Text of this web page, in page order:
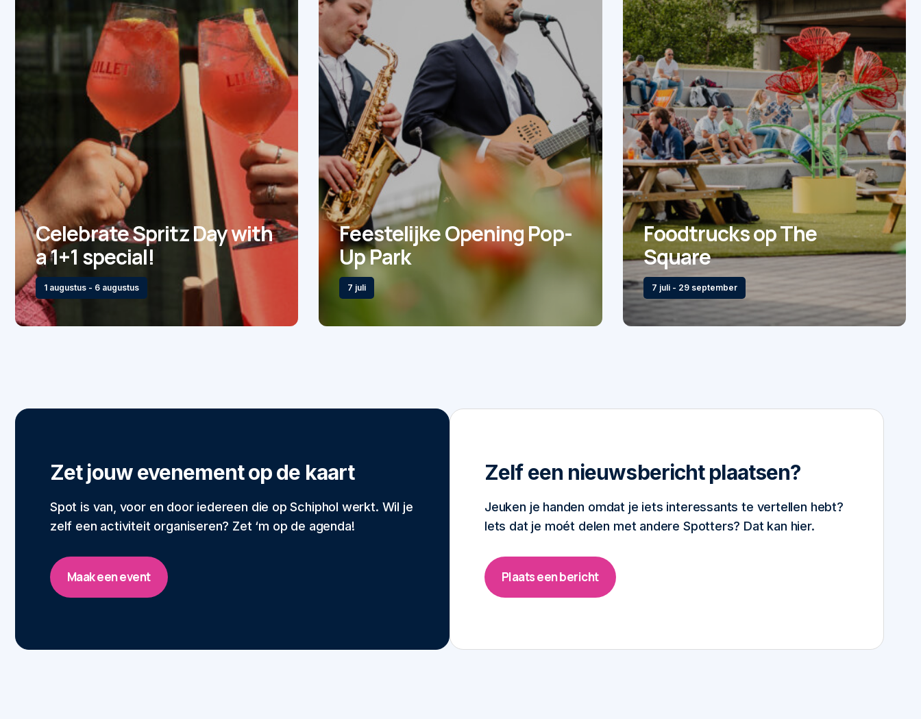
Celebrate Spritz Day with
a 1+1 special!
1 augustus - 6 augustus
Feestelijke Opening Pop-
Up Park
7 juli
Foodtrucks op The
Square
7 juli - 29 september
Zet jouw evenement op de kaart
Spot is van, voor en door iedereen die op Schiphol werkt. Wil je
zelf een activiteit organiseren? Zet ‘m op de agenda!
Maak een event
Zelf een nieuwsbericht plaatsen?
Jeuken je handen omdat je iets interessants te vertellen hebt?
Iets dat je moét delen met andere Spotters? Dat kan hier.
Plaats een bericht